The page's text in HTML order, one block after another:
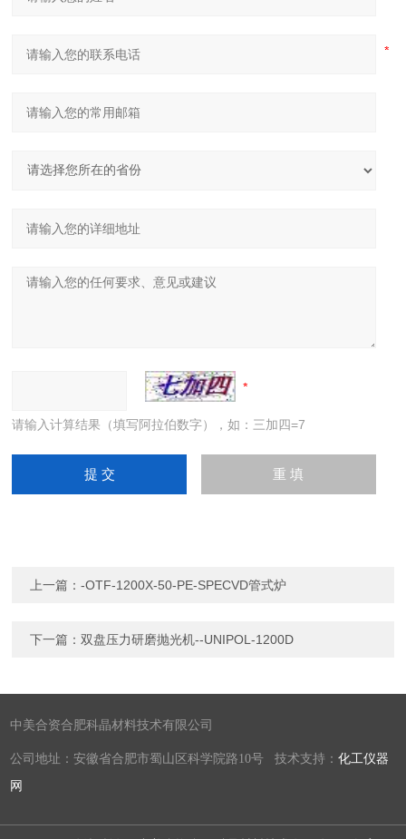
请输入计算结果（填写阿拉伯数字），如：三加四=7
上一篇：-OTF-1200X-50-PE-SPECVD管式炉
下一篇：双盘压力研磨抛光机--UNIPOL-1200D
中美合资合肥科晶材料技术有限公司
公司地址：安徽省合肥市蜀山区科学院路10号 技术支持：化工仪器
网